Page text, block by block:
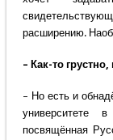
расширению.
– Как-то
– Но есть и
университете
посвящённая